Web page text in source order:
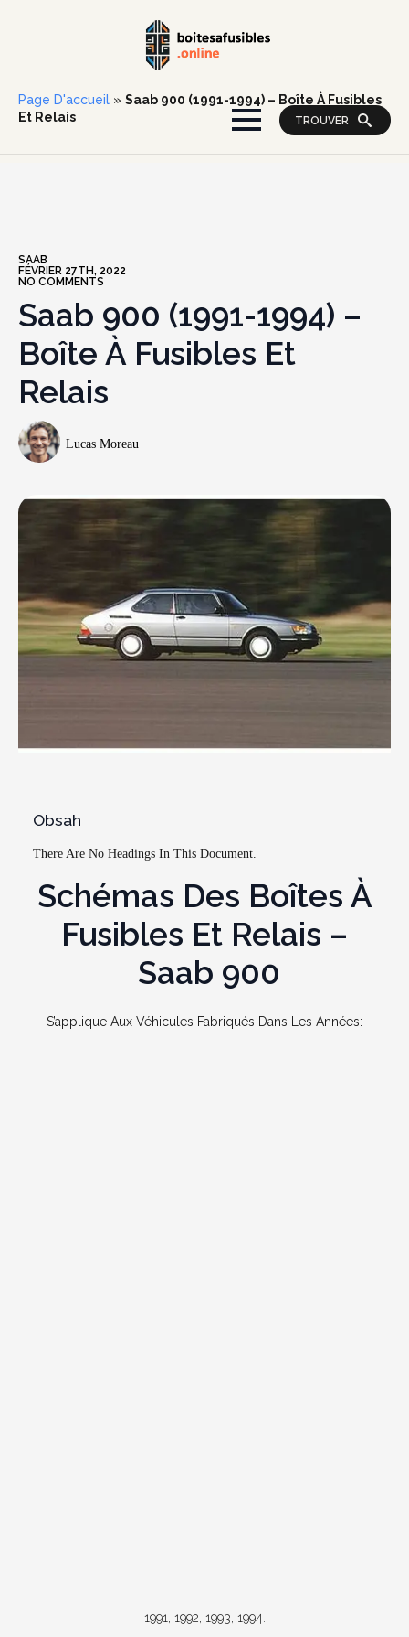
TROUVER
Page D'accueil » Saab 900 (1991-1994) – Boîte À Fusibles
Et Relais
SAAB
FÉVRIER 27TH, 2022
NO COMMENTS
Saab 900 (1991-1994) –
Boîte À Fusibles Et
Relais
Lucas Moreau
Obsah
There Are No Headings In This Document.
Schémas Des Boîtes À
Fusibles Et Relais –
Saab 900
S’applique Aux Véhicules Fabriqués Dans Les Années:
1991, 1992, 1993, 1994.